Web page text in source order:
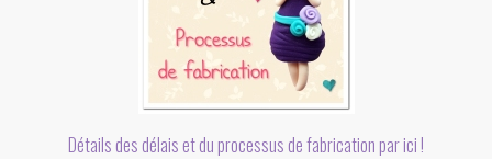
Détails des délais et du processus de fabrication par ici !